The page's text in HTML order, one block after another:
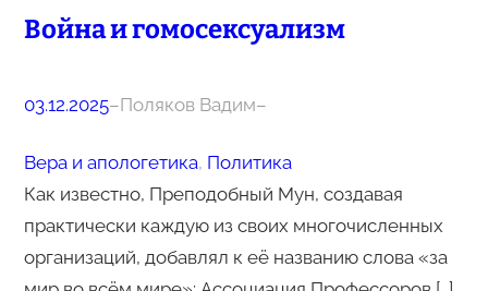
Война и гомосексуализм
03.12.2025–Поляков Вадим–
Вера и апологетика, Политика
Как известно, Преподобный Мун, создавая
практически каждую из своих многочисленных
организаций, добавлял к её названию слова «за